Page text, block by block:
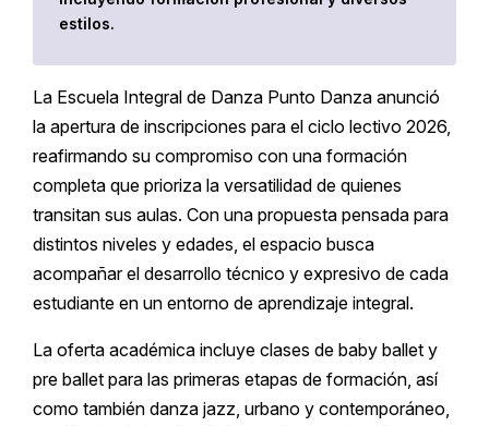
estilos.
La Escuela Integral de Danza Punto Danza anunció
la apertura de inscripciones para el ciclo lectivo 2026,
reafirmando su compromiso con una formación
completa que prioriza la versatilidad de quienes
transitan sus aulas. Con una propuesta pensada para
distintos niveles y edades, el espacio busca
acompañar el desarrollo técnico y expresivo de cada
estudiante en un entorno de aprendizaje integral.
La oferta académica incluye clases de baby ballet y
pre ballet para las primeras etapas de formación, así
como también danza jazz, urbano y contemporáneo,